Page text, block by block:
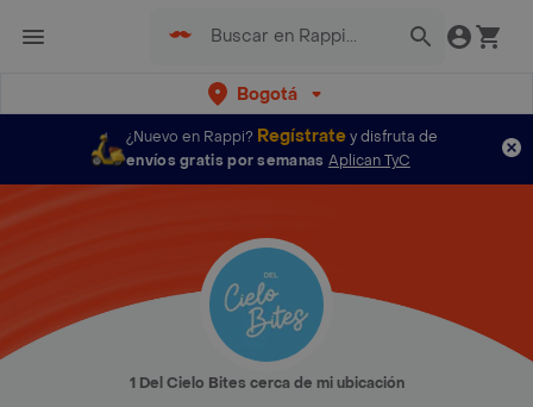
Bogotá
¿Nuevo en Rappi? Regístratey disfruta de
envíos gratis por semanas Aplican TyC
1 Del Cielo Bites cerca de mi ubicación